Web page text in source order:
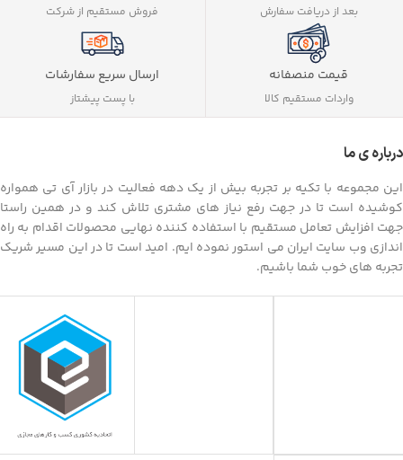
بعد از دریافت سفارش
قیمت منصفانه
واردات مستقیم کالا
فروش مستقیم از شرکت
ارسال سریع سفارشات
با پست پیشتاز
درباره ی ما
این مجموعه با تکیه بر تجربه بیش از یک دهه فعالیت در بازار آی تی همواره
کوشیده است تا در جهت رفع نیاز های مشتری تلاش کند و در همین راستا
جهت افزایش تعامل مستقیم با استفاده کننده نهایی محصولات اقدام به راه
اندازی وب سایت ایران می استور نموده ایم. امید است تا در این مسیر شریک
تجربه های خوب شما باشیم.